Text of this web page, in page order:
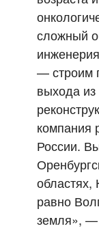
сложный
— строим
выхода из
компания
России.
областях,
равно
земля», —